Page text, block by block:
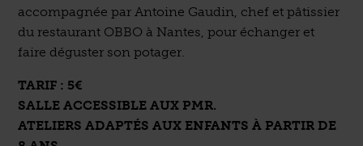
accompagnée par Antoine Gaudin, chef et pâtissier
du restaurant OBBO à Nantes, pour échanger et
faire déguster son potager.
TARIF : 5€
SALLE ACCESSIBLE AUX PMR.
ATELIERS ADAPTÉS AUX ENFANTS À PARTIR DE